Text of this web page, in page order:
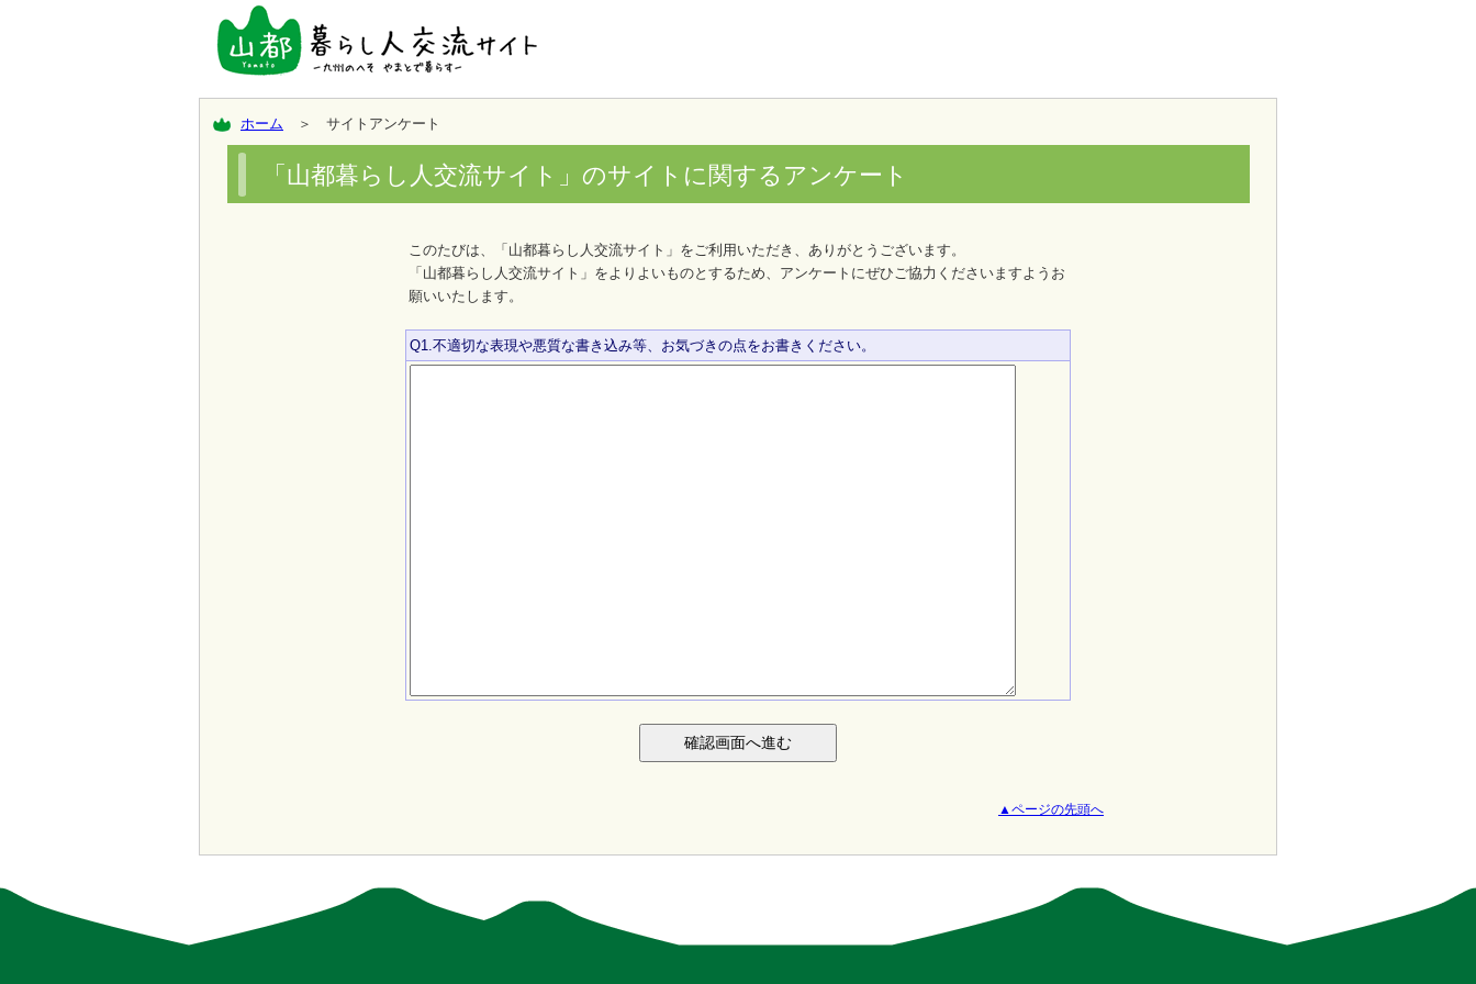
ホーム ＞ サイトアンケート
「山都暮らし人交流サイト」のサイトに関するアンケート
このたびは、「山都暮らし人交流サイト」をご利用いただき、ありがとうございます。
「山都暮らし人交流サイト」をよりよいものとするため、アンケートにぜひご協力くださいますようお
願いいたします。
Q1.不適切な表現や悪質な書き込み等、お気づきの点をお書きください。
▲ページの先頭へ